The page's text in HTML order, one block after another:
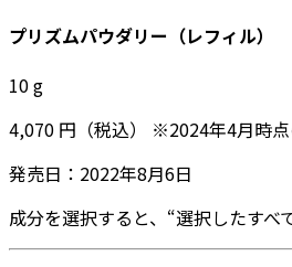
プリズムパウダリー（レフィル）
10g
4,070 円 （税込） ※2024年4月時
発売日： 2022年8月6日
成分を選択すると、“選択したすべ